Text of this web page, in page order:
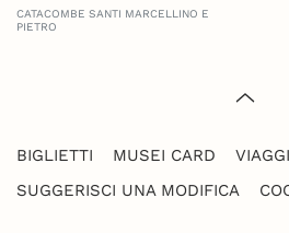
CATACOMBE SANTI MARCELLINO E
PIETRO
BIGLIETTI MUSEI CARD
SUGGERISCI UNA MODIFICA